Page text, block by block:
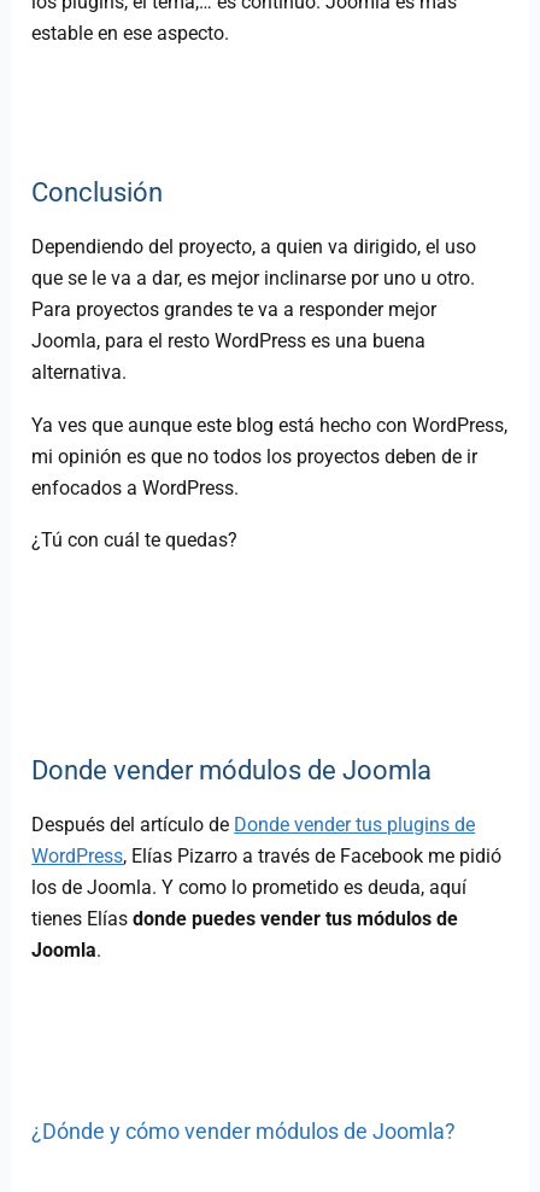
estable en ese aspecto.
Conclusión
Dependiendo del proyecto, a quien va dirigido, el uso
que se le va a dar, es mejor inclinarse por uno u otro.
Para proyectos grandes te va a responder mejor
Joomla, para el resto WordPress es una buena
alternativa.
Ya ves que aunque este blog está hecho con WordPress,
mi opinión es que no todos los proyectos deben de ir
enfocados a WordPress.
¿Tú con cuál te quedas?
Donde vender módulos de Joomla
Después del artículo de Donde vender tus plugins de
WordPress, Elías Pizarro a través de Facebook me pidió
los de Joomla. Y como lo prometido es deuda, aquí
tienes Elíasdonde puedes vender tus módulos de
Joomla.
¿Dónde y cómo vender módulos de Joomla?